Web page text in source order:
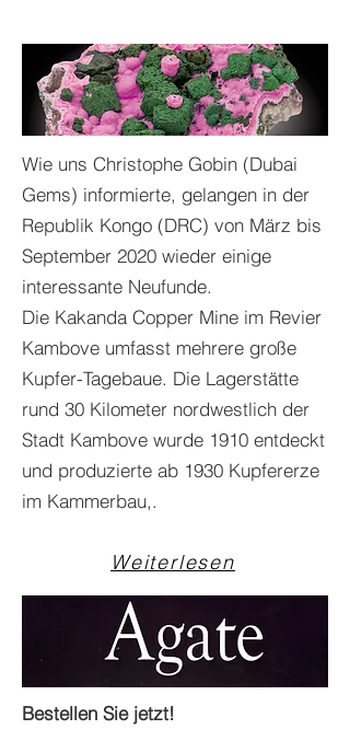
Wie uns Christophe Gobin (Dubai
Gems) informierte, gelangen in der
Republik Kongo (DRC) von März bis
September 2020 wieder einige
interessante Neufunde.
Die Kakanda Copper Mine im Revier
Kambove umfasst mehrere große
Kupfer-Tagebaue. Die Lagerstätte
rund 30 Kilometer nordwestlich der
Stadt Kambove wurde 1910 entdeckt
und produzierte ab 1930 Kupfererze
im Kammerbau,.
Weiterlesen
Bestellen Sie jetzt!